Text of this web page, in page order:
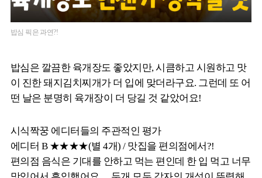
밥심 픽은 과연?!
밥심은 깔끔한 육개장도 좋았지만, 시큼하고 시원하고 맛
이 진한 돼지김치찌개가 더 입에 맞더라구요. 그런데 또 어
떤 날은 분명히 육개장이 더 당길 것 같았어요!
시식짝꿍 에디터들의 주관적인 평가
에디터 B ★★★★(별 4개) / 맛집을 편의점에서?!
편의점 음식은 기대를 안하고 먹는 편인데 한 입 먹고 너무